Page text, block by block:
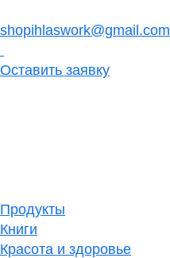
shopihlaswork@gmail.com
Оставить заявку
Продукты
Книги
Красота и здоровье